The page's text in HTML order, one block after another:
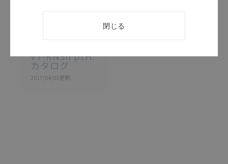
SCWB-033A
VT-RNSII ptH
カタログ
2017/04/03更新
閉じる